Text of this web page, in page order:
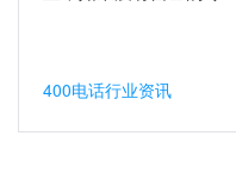
400电话行业资讯